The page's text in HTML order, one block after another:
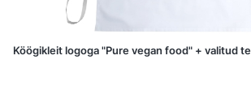
Köögikleit logoga "Pure vegan food" + valitud